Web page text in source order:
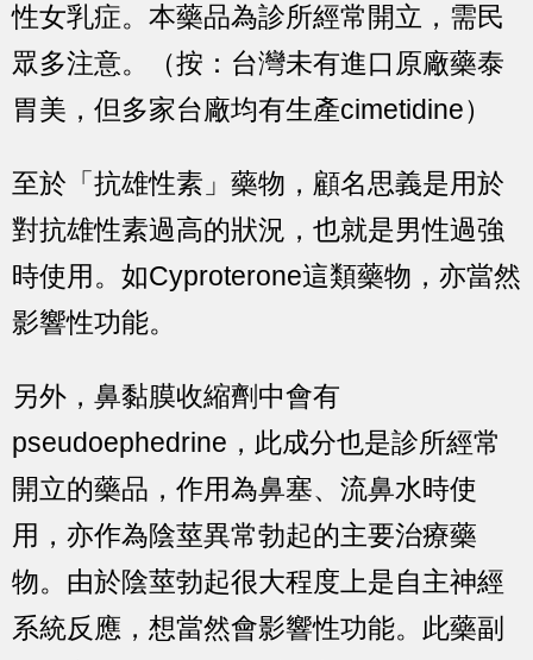
性女乳症。本藥品為診所經常開立，需民
眾多注意。（按：台灣未有進口原廠藥泰
胃美，但多家台廠均有生產cimetidine）
至於「抗雄性素」藥物，顧名思義是用於
對抗雄性素過高的狀況，也就是男性過強
時使用。如Cyproterone這類藥物，亦當然
影響性功能。
另外，鼻黏膜收縮劑中會有
pseudoephedrine，此成分也是診所經常
開立的藥品，作用為鼻塞、流鼻水時使
用，亦作為陰莖異常勃起的主要治療藥
物。由於陰莖勃起很大程度上是自主神經
系統反應，想當然會影響性功能。此藥副